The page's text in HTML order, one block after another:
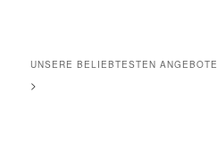
UNSERE BELIEBTESTEN ANGEBOTE
>